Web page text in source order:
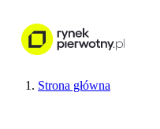
Strona główna